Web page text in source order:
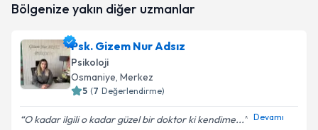
Bölgenize yakın diğer uzmanlar
Psk. Gizem Nur Adsız
Psikoloji
Osmaniye, Merkez
5 (7 Değerlendirme)
O kadar ilgili o kadar güzel bir doktor ki kendime... Devamı